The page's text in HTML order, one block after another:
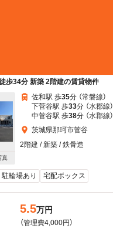
歩34分 新築 2階建の賃貸物件
真
佐和駅 歩35分 （常磐線）
下菅谷駅 歩33分 （水郡線）
中菅谷駅 歩38分 （水郡線）
茨城県那珂市菅谷
2階建 / 新築 / 鉄骨造
駐輪場あり 宅配ボックス
5.5万円
（管理費4,000円）